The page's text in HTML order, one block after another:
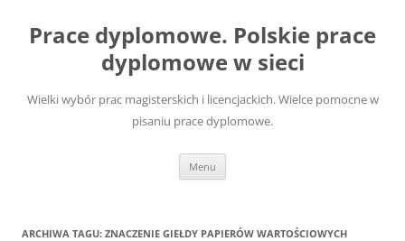
treści
Prace dyplomowe. Polskie prace
dyplomowe w sieci
Wielki wybór prac magisterskich i licencjackich. Wielce pomocne w
pisaniu prace dyplomowe.
Menu
ARCHIWA TAGU: ZNACZENIE GIEŁDY PAPIERÓW WARTOŚCIOWYCH